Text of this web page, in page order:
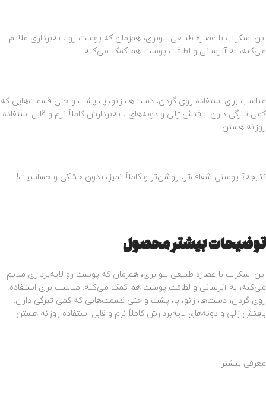
این اسکراب با عصاره طبیعی بلوبری، همزمان که پوست رو لایه‌برداری ملایم
می‌کنه، به آبرسانی و لطافت پوست هم کمک می‌کنه.
مناسب برای استفاده روی گردن، دست‌ها، زانو، پا، پشت و حتی قسمت‌هایی که
کمی تیرگی دارن. بافتش ژلی و دونه‌های لایه‌بردارش کاملاً نرم و قابل استفاده
روزانه هستن.
نتیجه؟ پوستی شفاف‌تر، روشن‌تر و کاملاً تمیز، بدون خشکی و حساسیت!
توضیحات بیشتر محصول
این اسکراب با عصاره طبیعی بلو بری، همزمان که پوست رو لایه‌برداری ملایم
می‌کنه، به آبرسانی و لطافت پوست هم کمک می‌کنه. مناسب برای استفاده
روی گردن، دست‌ها، زانو، پا، پشت و حتی قسمت‌هایی که کمی تیرگی دارن.
بافتش ژلی و دونه‌های لایه‌بردارش کاملاً نرم و قابل استفاده روزانه هستن
معرفی بیشتر